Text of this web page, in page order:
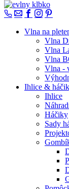
Vlna na
Vlna
Vlna
Vlna
Vlna -
Ihlice &
Ihlice
Háčiky
Sady